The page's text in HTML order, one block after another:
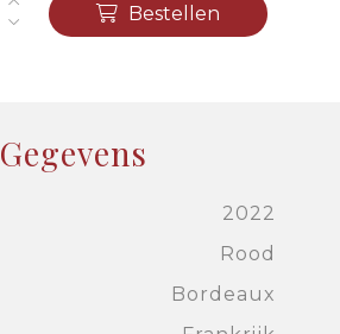
Bestellen
Gegevens
2022
Rood
Bordeaux